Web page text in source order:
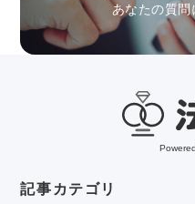
あなたの質問
記事カテゴリ